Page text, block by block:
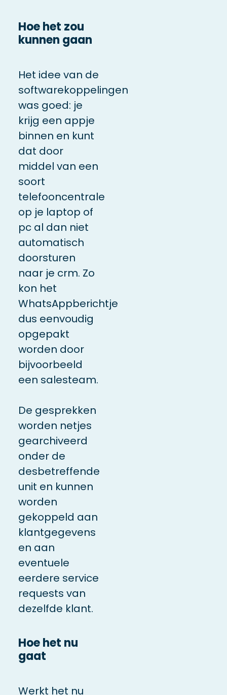
Hoe het zou
kunnen gaan
Het idee van de
softwarekoppelingen
was goed: je
krijg een appje
binnen en kunt
dat door
middel van een
soort
telefooncentrale
op je laptop of
pc al dan niet
automatisch
doorsturen
naar je crm. Zo
kon het
WhatsAppberichtje
dus eenvoudig
opgepakt
worden door
bijvoorbeeld
een salesteam.
De gesprekken
worden netjes
gearchiveerd
onder de
desbetreffende
unit en kunnen
worden
gekoppeld aan
klantgegevens
en aan
eventuele
eerdere service
requests van
dezelfde klant.
Hoe het nu
gaat
Werkt het nu